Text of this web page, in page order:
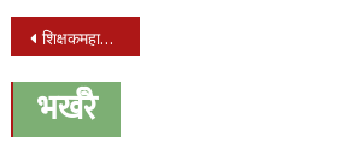
Post
navigation
शिक्षकमहासंघ खारेज गराएरै छाड्ने अस्थायी शिक्षकको उद्घोष
भर्खरै